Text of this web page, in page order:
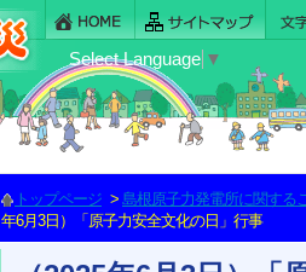
Select Language ▼
トップページ > 島根原子力発電所に関する
年6月3日）「原子力安全文化の日」行事